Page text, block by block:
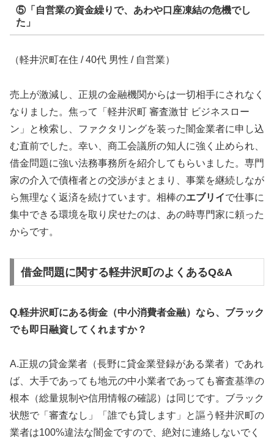
⑤「自営業の資金繰りで、あわや口座凍結の危機でし
た」
（軽井沢町在住 / 40代 男性 / 自営業）
売上が激減し、正規の金融機関からは一切相手にされなく
なりました。焦って「軽井沢町 審査激甘 ビジネスロー
ン」と検索し、ファクタリングを装った闇金業者に申し込
む直前でした。幸い、商工会議所の知人に強く止められ、
借金問題に強い法務事務所を紹介してもらいました。専門
家の介入で債権者との交渉がまとまり、事業を継続しなが
ら無理なく返済を続けています。相棒のエブリイで仕事に
集中できる環境を取り戻せたのは、あの時専門家に頼った
からです。
借金問題に関する軽井沢町のよくあるQ&A
Q.軽井沢町にある街金（中小消費者金融）なら、ブラック
でも即日融資してくれますか？
A.正規の貸金業者（長野に貸金業登録がある業者）であれ
ば、大手であっても地元の中小業者であっても審査基準の
根本（総量規制や信用情報の確認）は同じです。ブラック
状態で「審査なし」「誰でも貸します」と謳う軽井沢町の
業者は100%違法な闇金ですので、絶対に連絡しないでく